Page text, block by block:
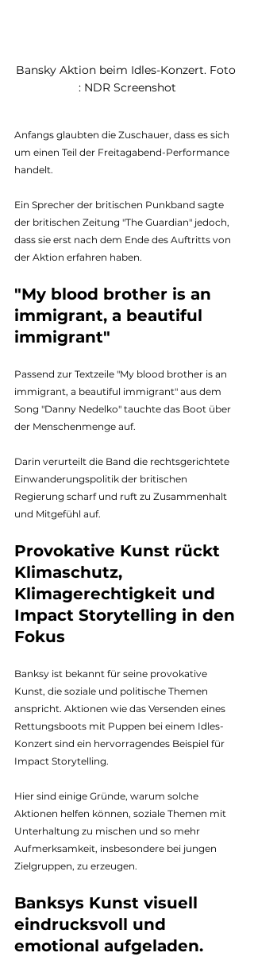
Bansky Aktion beim Idles-Konzert. Foto
: NDR Screenshot
Anfangs glaubten die Zuschauer, dass es sich
um einen Teil der Freitagabend-Performance
handelt.
Ein Sprecher der britischen Punkband sagte
der britischen Zeitung "The Guardian" jedoch,
dass sie erst nach dem Ende des Auftritts von
der Aktion erfahren haben.
"My blood brother is an
immigrant, a beautiful
immigrant"
Passend zur Textzeile "My blood brother is an
immigrant, a beautiful immigrant" aus dem
Song "Danny Nedelko" tauchte das Boot über
der Menschenmenge auf.
Darin verurteilt die Band die rechtsgerichtete
Einwanderungspolitik der britischen
Regierung scharf und ruft zu Zusammenhalt
und Mitgefühl auf.
Provokative Kunst rückt
Klimaschutz,
Klimagerechtigkeit und
Impact Storytelling in den
Fokus
Banksy ist bekannt für seine provokative
Kunst, die soziale und politische Themen
anspricht. Aktionen wie das Versenden eines
Rettungsboots mit Puppen bei einem Idles-
Konzert sind ein hervorragendes Beispiel für
Impact Storytelling.
Hier sind einige Gründe, warum solche
Aktionen helfen können, soziale Themen mit
Unterhaltung zu mischen und so mehr
Aufmerksamkeit, insbesondere bei jungen
Zielgruppen, zu erzeugen.
Banksys Kunst visuell
eindrucksvoll und
emotional aufgeladen.